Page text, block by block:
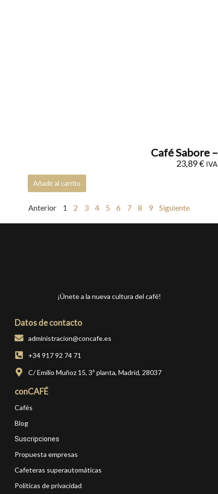
Café Sabore
23,89€
Añadir al carrito
Anterior 1 2 3 4 5 6 7 8 9 Siguiente
¡Únete a la nueva cultura del café!
Datos de contacto
administracion@concafe.es
+34 917 92 74 71
C/ Emilio Muñoz 15, 3ª planta, Madrid, 28037
conCAFÉ
Cafés
Blog
Suscripciones
Propuesta empresas
Cafeteras superautomáticas
Políticas de privacidad